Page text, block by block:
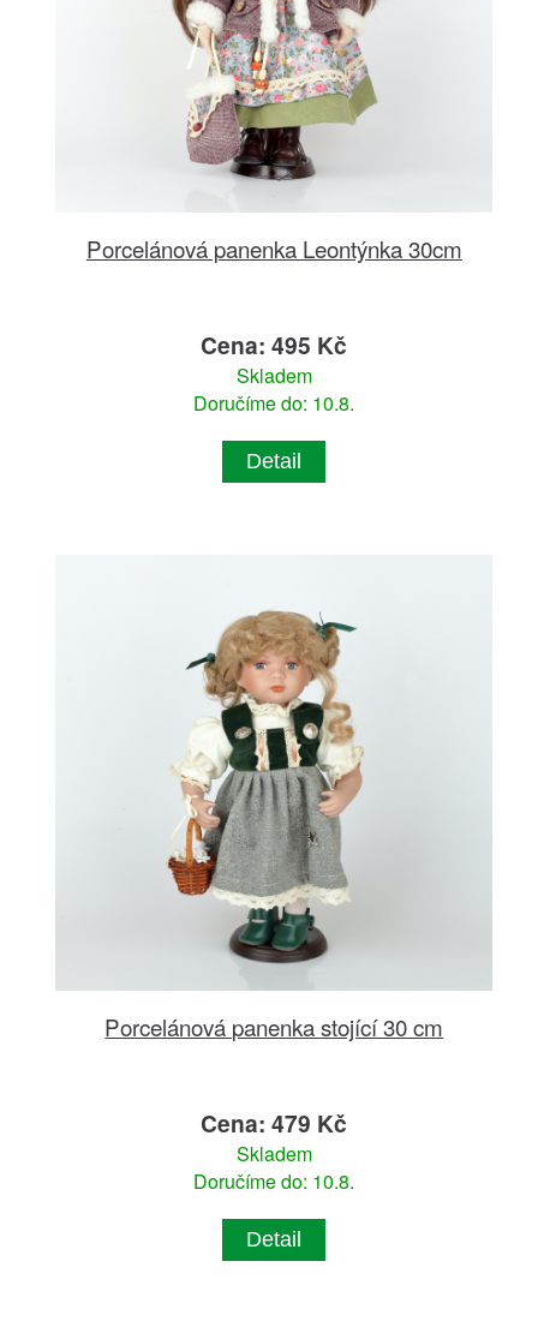
Porcelánová panenka Leontýnka 30cm
Cena: 495 Kč
Skladem
Doručíme do: 10.8.
Detail
Porcelánová panenka stojící 30 cm
Cena: 479 Kč
Skladem
Doručíme do: 10.8.
Detail